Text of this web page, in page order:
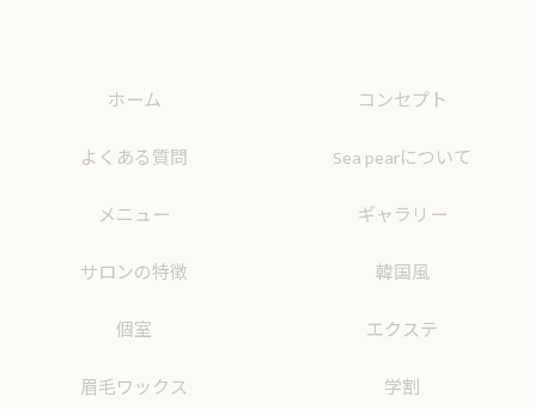
ホーム
コンセプト
よくある質問
Sea pearについて
メニュー
ギャラリー
サロンの特徴
韓国風
個室
エクステ
眉毛ワックス
学割